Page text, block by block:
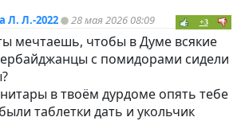
Л. Л.-2022 28 мая 2026 08:09 +3
мечтаешь, чтобы в Думе всякие
с помидорами сидели
в твоём дурдоме опять тебе
таблетки дать и укольчик